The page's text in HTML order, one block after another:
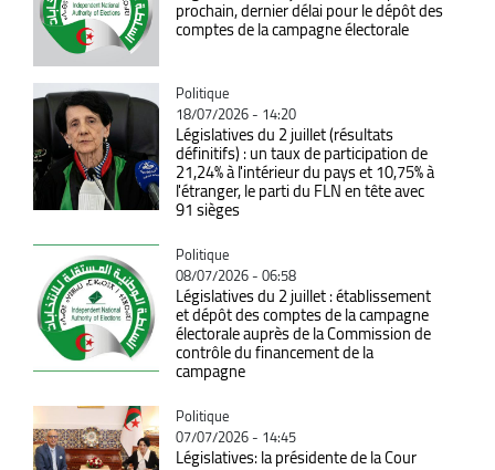
prochain, dernier délai pour le dépôt des
comptes de la campagne électorale
Catégorie
Politique
18/07/2026 - 14:20
Législatives du 2 juillet (résultats
définitifs) : un taux de participation de
21,24% à l'intérieur du pays et 10,75% à
l'étranger, le parti du FLN en tête avec
91 sièges
Catégorie
Politique
08/07/2026 - 06:58
Législatives du 2 juillet : établissement
et dépôt des comptes de la campagne
électorale auprès de la Commission de
contrôle du financement de la
campagne
Catégorie
Politique
07/07/2026 - 14:45
Législatives: la présidente de la Cour